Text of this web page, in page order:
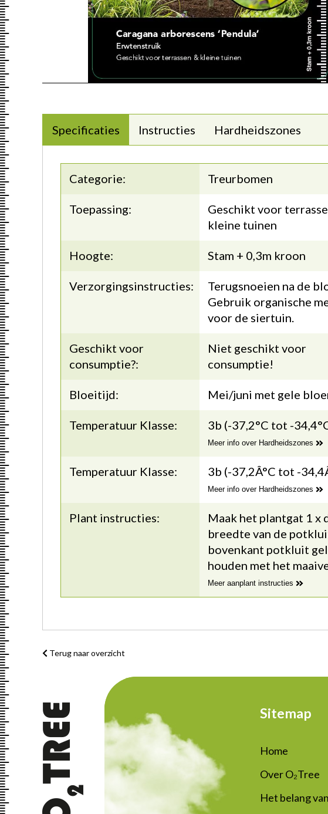
Specificaties Instructies Hardheidszones
Categorie: Treurbomen
Toepassing:
Geschikt voor
kleine tuinen
Hoogte: Stam + 0,3m kroon
Verzorgingsinstructies:
Terugsnoeien na de
Gebruik organische
voor de siertuin.
Geschikt voor
consumptie?:
Niet geschikt voor
consumptie!
Bloeitijd: Mei/juni met gele
Temperatuur Klasse: 3b (-37,2°C tot -
Meer info over Hardheidszones
Temperatuur Klasse: 3b (-37,2Â°C tot -
Meer info over Hardheidszones
Plant instructies:
Maak het plantgat 1 x
breedte van de
bovenkant potkluit
houden met het
Meer aanplant instructies
Terug naar overzicht
Sitemap
Home
Over O₂Tree
Het belang